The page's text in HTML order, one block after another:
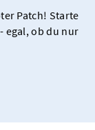
Patch! Starte
egal, ob du nur